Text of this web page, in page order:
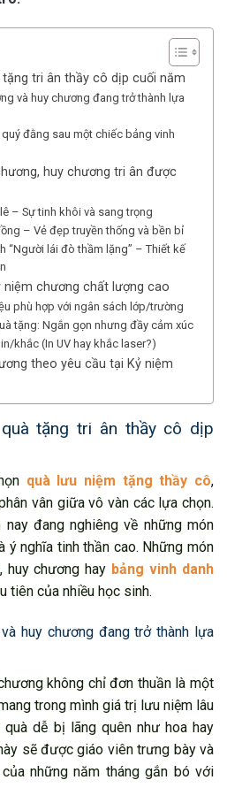
tri ân thầy cô dịp cuối năm
và huy chương đang trở thành lựa
đằng sau một chiếc bảng vinh
huy chương tri ân được
– Sự tinh khôi và sang trọng
– Vẻ đẹp truyền thống và bền bỉ
“Người lái đò thầm lặng” – Thiết kế
niệm chương chất lượng cao
phù hợp với ngân sách lớp/trường
tặng: Ngắn gọn nhưng đầy cảm xúc
khắc (In UV hay khắc laser?)
theo yêu cầu tại Kỷ niệm
tặng tri ân thầy cô dịp
quà lưu niệm tặng thầy cô,
vân giữa vô vàn các lựa chọn.
nay đang nghiêng về những món
ý nghĩa tinh thần cao. Những món
huy chương hay bảng vinh danh
tiên của nhiều học sinh.
huy chương đang trở thành lựa
không chỉ đơn thuần là một
trong mình giá trị lưu niệm lâu
dễ bị lãng quên như hoa hay
sẽ được giáo viên trưng bày và
những năm tháng gắn bó với